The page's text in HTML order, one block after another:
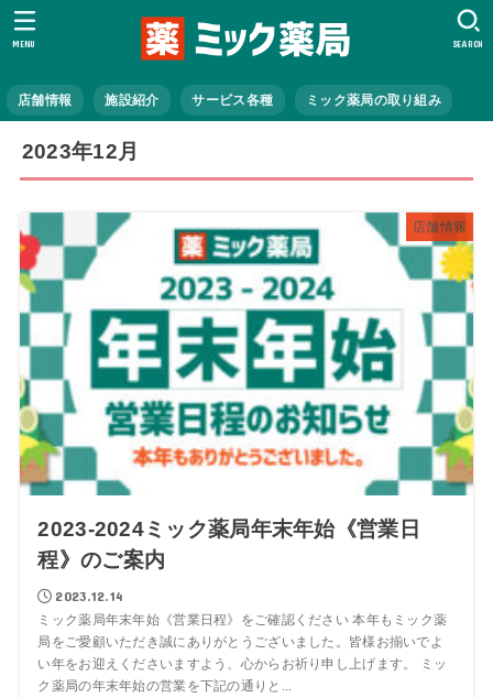
店舗情報 施設紹介 サービス各種 ミック薬局の取り組み
SEARCH
MENU
2023年12月
店舗情報
2023-2024ミック薬局年末年始《営業日
程》のご案内
2023.12.14
ミック薬局年末年始《営業日程》をご確認ください 本年もミック薬
局をご愛顧いただき誠にありがとうございました。皆様お揃いでよ
い年をお迎えくださいますよう、心からお祈り申し上げます。 ミッ
ク薬局の年末年始の営業を下記の通りと...